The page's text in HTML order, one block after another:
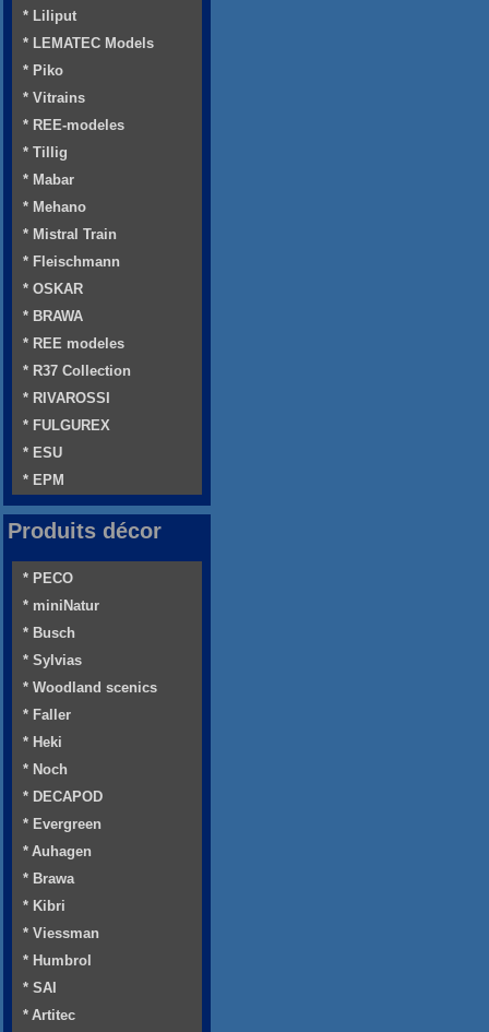
* Liliput
* LEMATEC Models
* Piko
* Vitrains
* REE-modeles
* Tillig
* Mabar
* Mehano
* Mistral Train
* Fleischmann
* OSKAR
* BRAWA
* REE modeles
* R37 Collection
* RIVAROSSI
* FULGUREX
* ESU
* EPM
Produits décor
* PECO
* miniNatur
* Busch
* Sylvias
* Woodland scenics
* Faller
* Heki
* Noch
* DECAPOD
* Evergreen
* Auhagen
* Brawa
* Kibri
* Viessman
* Humbrol
* SAI
* Artitec